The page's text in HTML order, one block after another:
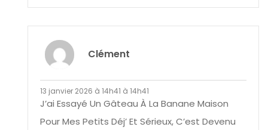
Clément
13 janvier 2026 à 14h41 à 14h41
J’ai Essayé Un Gâteau À La Banane Maison
Pour Mes Petits Déj’ Et Sérieux, C’est Devenu